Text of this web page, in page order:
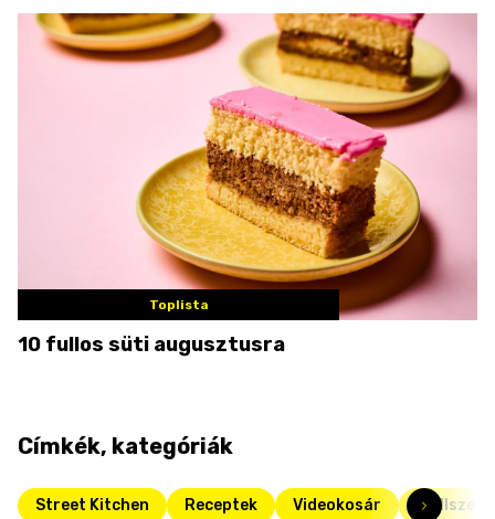
Toplista
10 fullos süti augusztusra
Címkék, kategóriák
Street Kitchen Receptek Videokosár